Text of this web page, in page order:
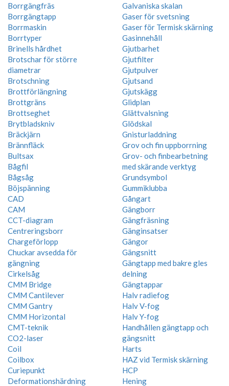
Borrgängfräs
Borrgängtapp
Borrmaskin
Borrtyper
Brinells hårdhet
Brotschar för större
diametrar
Brotschning
Brottförlängning
Brottgräns
Brottseghet
Brytbladskniv
Bräckjärn
Brännfläck
Bultsax
Bågfil
Bågsåg
Böjspänning
CAD
CAM
CCT-diagram
Centreringsborr
Chargeförlopp
Chuckar avsedda för
gängning
Cirkelsåg
CMM Bridge
CMM Cantilever
CMM Gantry
CMM Horizontal
CMT-teknik
CO2-laser
Coil
Coilbox
Curiepunkt
Deformationshärdning
Galvaniska skalan
Gaser för svetsning
Gaser för Termisk skärning
Gasinnehåll
Gjutbarhet
Gjutfilter
Gjutpulver
Gjutsand
Gjutskägg
Glidplan
Glättvalsning
Glödskal
Gnisturladdning
Grov och fin uppborrning
Grov- och finbearbetning
med skärande verktyg
Grundsymbol
Gummiklubba
Gångart
Gängborr
Gängfräsning
Gänginsatser
Gängor
Gängsnitt
Gängtapp med bakre gles
delning
Gängtappar
Halv radiefog
Halv V-fog
Halv Y-fog
Handhållen gängtapp och
gängsnitt
Harts
HAZ vid Termisk skärning
HCP
Hening